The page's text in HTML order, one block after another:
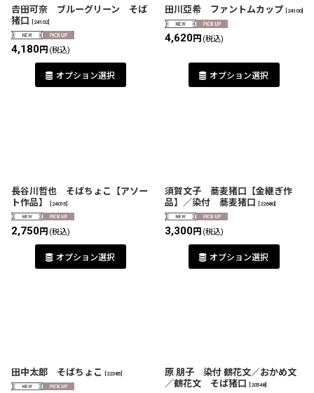
𠮷田可奈 ブルーグリーン そば
猪口
24102]
4,180円 (税込)
オプション選択
田川亞希 ファントムカップ 24100]
4,620円 (税込)
オプション選択
長谷川哲也 そばちょこ【アソー
ト作品】
[24015]
2,750円 (税込)
オプション選択
須賀文子 蕎麦猪口【金継ぎ作
品】／染付 蕎麦猪口
[22680]
3,300円 (税込)
オプション選択
田中太郎 そばちょこ 22385
原 朋子 染付 鶴花文／おかめ文
／鶴花文 そば猪口
20548]